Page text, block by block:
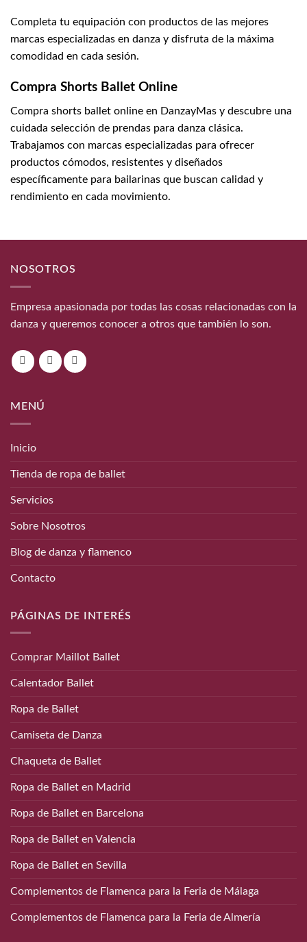
Completa tu equipación con productos de las mejores
marcas especializadas en danza y disfruta de la máxima
comodidad en cada sesión.
Compra Shorts Ballet Online
Compra shorts ballet online en DanzayMas y descubre una
cuidada selección de prendas para danza clásica.
Trabajamos con marcas especializadas para ofrecer
productos cómodos, resistentes y diseñados
específicamente para bailarinas que buscan calidad y
rendimiento en cada movimiento.
NOSOTROS
Empresa apasionada por todas las cosas relacionadas con la
danza y queremos conocer a otros que también lo son.
MENÚ
Inicio
Tienda de ropa de ballet
Servicios
Sobre Nosotros
Blog de danza y flamenco
Contacto
PÁGINAS DE INTERÉS
Comprar Maillot Ballet
Calentador Ballet
Ropa de Ballet
Camiseta de Danza
Chaqueta de Ballet
Ropa de Ballet en Madrid
Ropa de Ballet en Barcelona
Ropa de Ballet en Valencia
Ropa de Ballet en Sevilla
Complementos de Flamenca para la Feria de Málaga
Complementos de Flamenca para la Feria de Almería